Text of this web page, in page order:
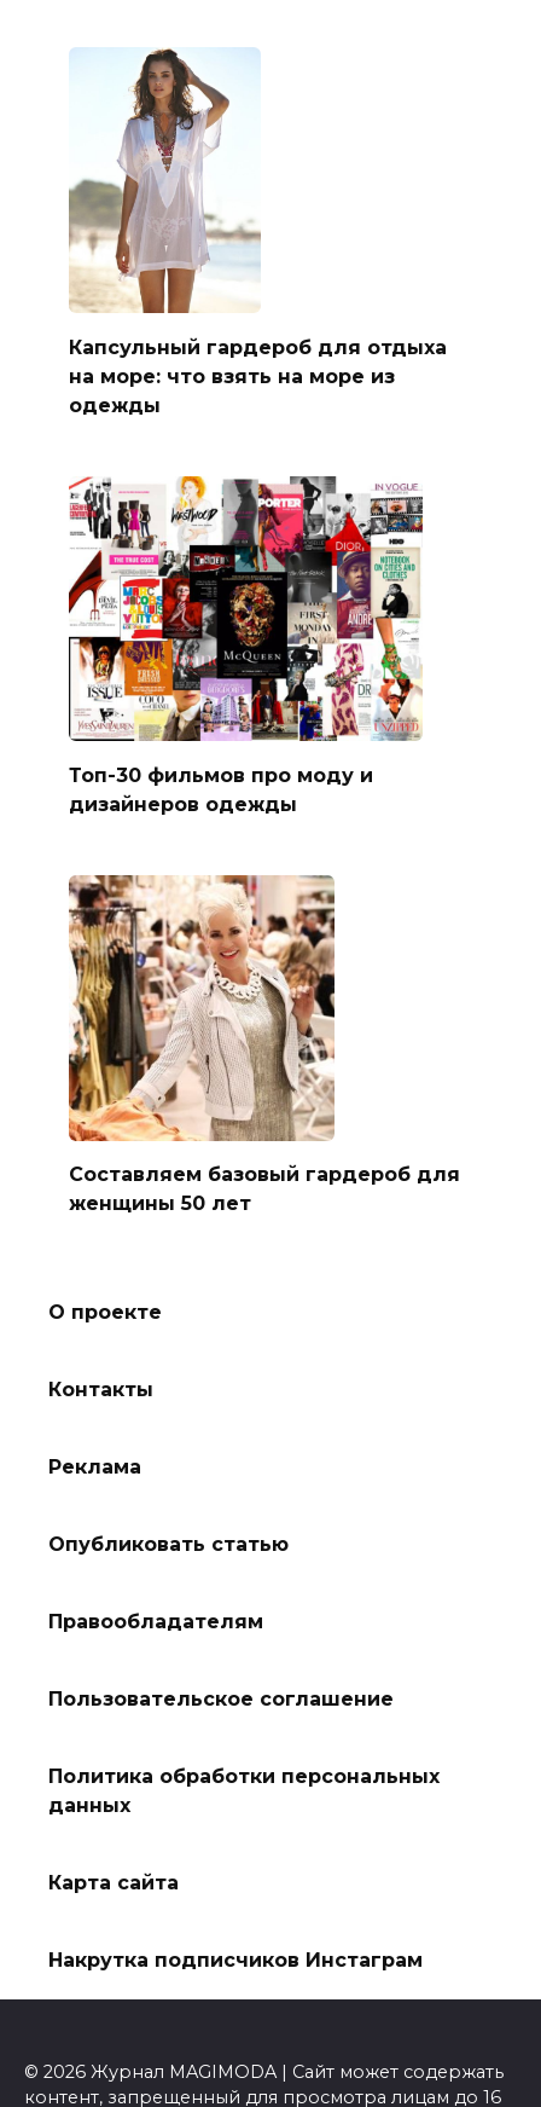
Капсульный гардероб для отдыха
на море: что взять на море из
одежды
Топ-30 фильмов про моду и
дизайнеров одежды
Составляем базовый гардероб для
женщины 50 лет
О проекте
Контакты
Реклама
Опубликовать статью
Правообладателям
Пользовательское соглашение
Политика обработки персональных
данных
Карта сайта
Накрутка подписчиков Инстаграм
© 2026 Журнал MAGIMODA | Сайт может содержать
контент, запрещенный для просмотра лицам до 16